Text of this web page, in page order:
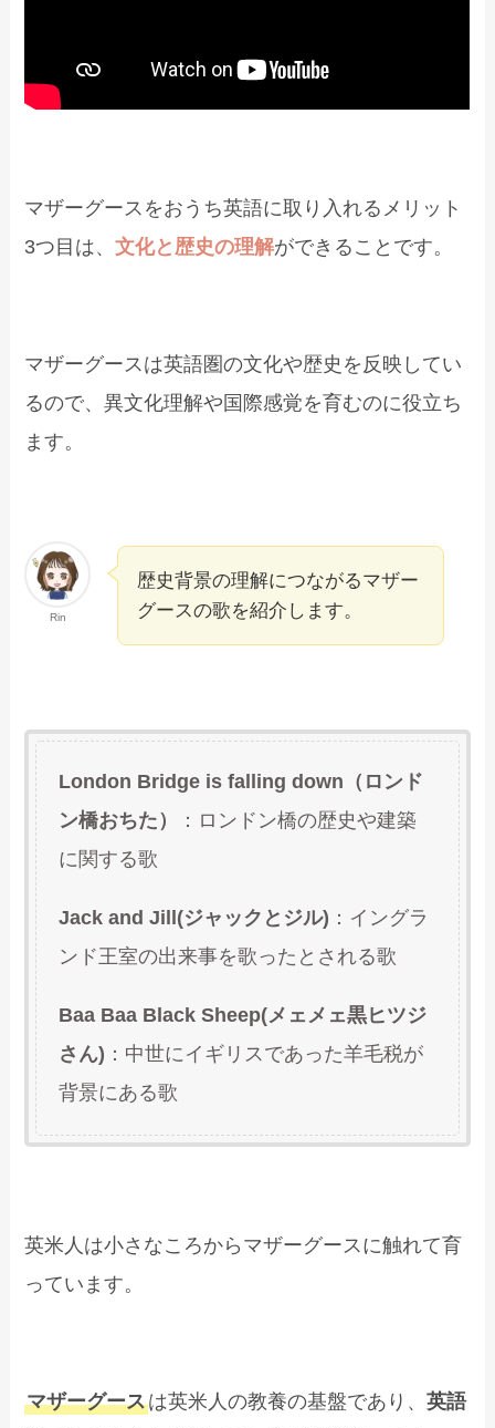
マザーグースをおうち英語に取り入れるメリット
3つ目は、文化と歴史の理解ができることです。
マザーグースは英語圏の文化や歴史を反映してい
るので、異文化理解や国際感覚を育むのに役立ち
ます。
Rin
歴史背景の理解につながるマザー
グースの歌を紹介します。
London Bridge is falling down（ロンド
ン橋おちた）
：ロンドン橋の歴史や建築
に関する歌
Jack and Jill(ジャックとジル) ：イングラ
ンド王室の出来事を歌ったとされる歌
Baa Baa Black Sheep(メェメェ黒ヒツジ
さん) ：中世にイギリスであった羊毛税が
背景にある歌
英米人は小さなころからマザーグースに触れて育
っています。
マザーグースは英米人の教養の基盤であり、英語